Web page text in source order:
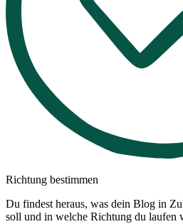
Richtung bestimmen
Du findest heraus, was dein Blog in
soll und in welche Richtung du laufen